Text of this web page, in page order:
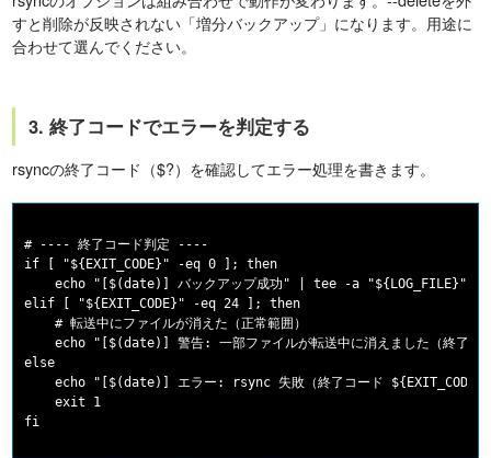
すと削除が反映されない「増分バックアップ」になります。用途に
合わせて選んでください。
3. 終了コードでエラーを判定する
rsyncの終了コード（$?）を確認してエラー処理を書きます。
# ---- 終了コード判定 ----
if [ "${EXIT_CODE}" -eq 0 ]; then
    echo "[$(date)] バックアップ成功" | tee -a "${LOG_FILE}"
elif [ "${EXIT_CODE}" -eq 24 ]; then
    # 転送中にファイルが消えた（正常範囲）
echo "[$(date)] 警告: 一部ファイルが転送中に消えました（終了
else
echo "[$(date)] エラー: rsync 失敗（終了コード
    exit 1